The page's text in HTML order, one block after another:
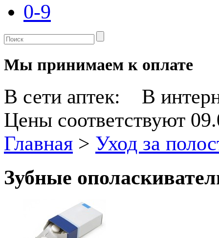
0-9
Мы принимаем к оплате
В сети аптек:
В
Цены соответствуют
Главная > Уход за
Зубные